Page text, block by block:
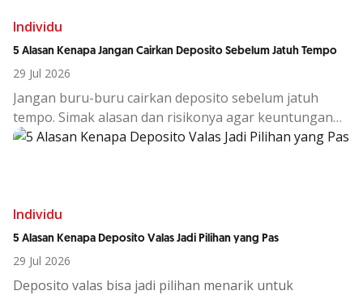
Individu
5 Alasan Kenapa Jangan Cairkan Deposito Sebelum Jatuh Tempo
29 Jul 2026
Jangan buru-buru cairkan deposito sebelum jatuh
tempo. Simak alasan dan risikonya agar keuntungan
investasi tetap maksimal.
Individu
5 Alasan Kenapa Deposito Valas Jadi Pilihan yang Pas
29 Jul 2026
Deposito valas bisa jadi pilihan menarik untuk